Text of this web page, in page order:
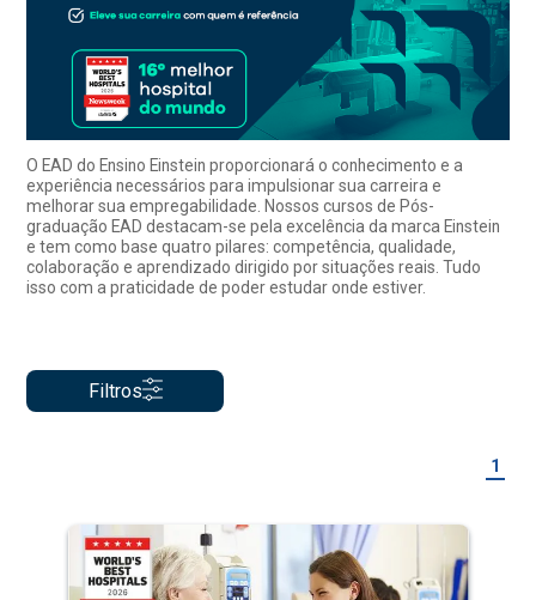
O EAD do Ensino Einstein proporcionará o conhecimento e a
experiência necessários para impulsionar sua carreira e
melhorar sua empregabilidade. Nossos cursos de Pós-
graduação EAD destacam-se pela excelência da marca Einstein
e tem como base quatro pilares: competência, qualidade,
colaboração e aprendizado dirigido por situações reais. Tudo
isso com a praticidade de poder estudar onde estiver.
Filtros
1